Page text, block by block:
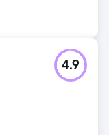
4.9